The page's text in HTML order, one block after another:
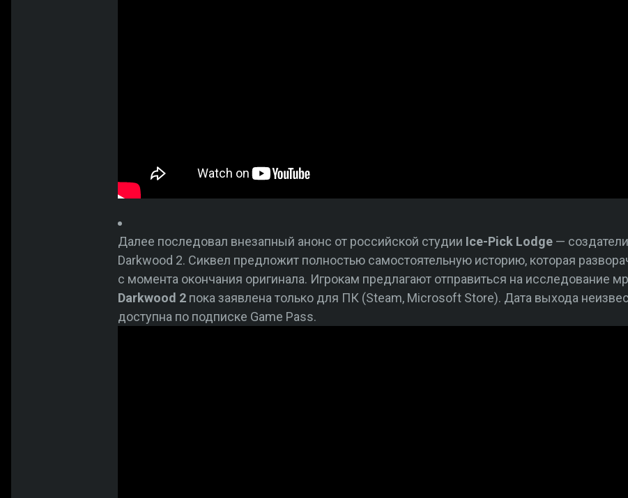
Далее последовал внезапный анонс от российской студии Ice-Pick Lodge —
Darkwood 2. Сиквел предложит полностью самостоятельную историю, которая
с момента окончания оригинала. Игрокам предлагают отправиться на исследование
Darkwood 2пока заявлена только для ПК (Steam, Microsoft Store). Дата выхода
доступна по подписке Game Pass.